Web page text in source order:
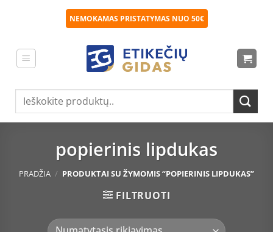
NEMOKAMAS PRISTATYMAS NUO 50€
Ieškoti:
popierinis lipdukas
PRADŽIA / PRODUKTAI SU ŽYMOMIS “POPIERINIS LIPDUKAS”
FILTRUOTI